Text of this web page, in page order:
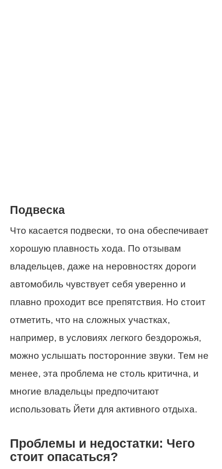
Подвеска
Что касается подвески, то она обеспечивает
хорошую плавность хода. По отзывам
владельцев, даже на неровностях дороги
автомобиль чувствует себя уверенно и
плавно проходит все препятствия. Но стоит
отметить, что на сложных участках,
например, в условиях легкого бездорожья,
можно услышать посторонние звуки. Тем не
менее, эта проблема не столь критична, и
многие владельцы предпочитают
использовать Йети для активного отдыха.
Проблемы и недостатки: Чего
стоит опасаться?